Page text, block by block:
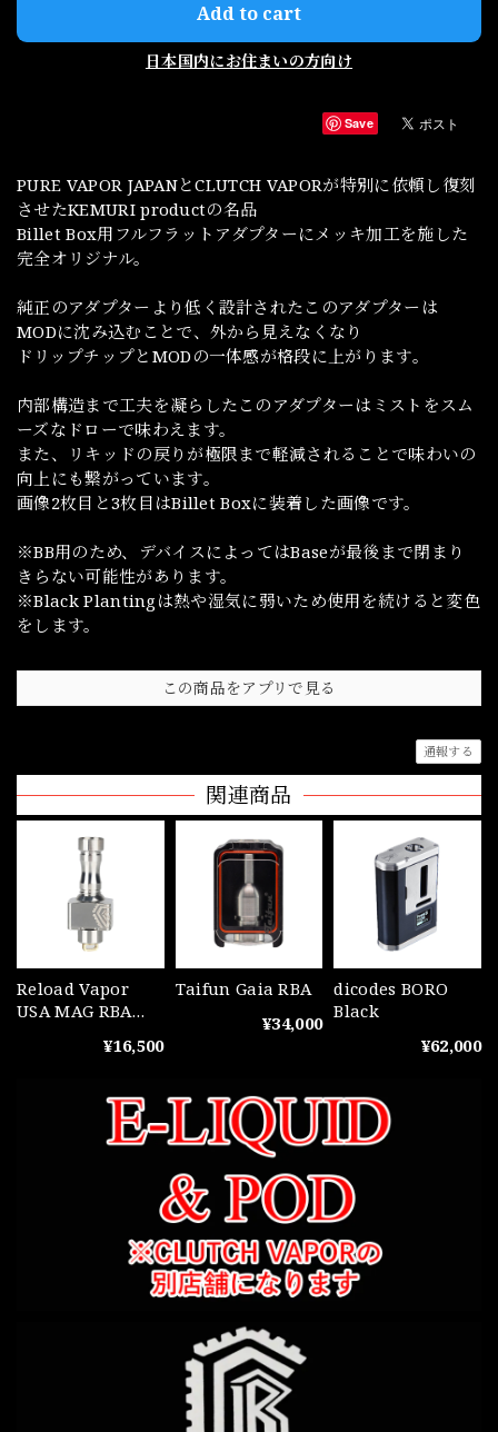
Add to cart
日本国内にお住まいの方向け
Save
PURE VAPOR JAPANとCLUTCH VAPORが特別に依頼し復刻
させたKEMURI productの名品
Billet Box用フルフラットアダプターにメッキ加工を施した
完全オリジナル。
純正のアダプターより低く設計されたこのアダプターは
MODに沈み込むことで、外から見えなくなり
ドリップチップとMODの一体感が格段に上がります。
内部構造まで工夫を凝らしたこのアダプターはミストをスム
ーズなドローで味わえます。
また、リキッドの戻りが極限まで軽減されることで味わいの
向上にも繋がっています。
画像2枚目と3枚目はBillet Boxに装着した画像です。
※BB用のため、デバイスによってはBaseが最後まで閉まり
きらない可能性があります。
※Black Plantingは熱や湿気に弱いため使用を続けると変色
をします。
この商品をアプリで見る
通報する
関連商品
Reload Vapor
USA MAG RBA
¥16,500
Taifun Gaia RBA
¥34,000
dicodes BORO
Black
¥62,000